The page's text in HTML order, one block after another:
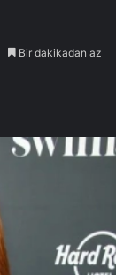
Bir dakikadan az